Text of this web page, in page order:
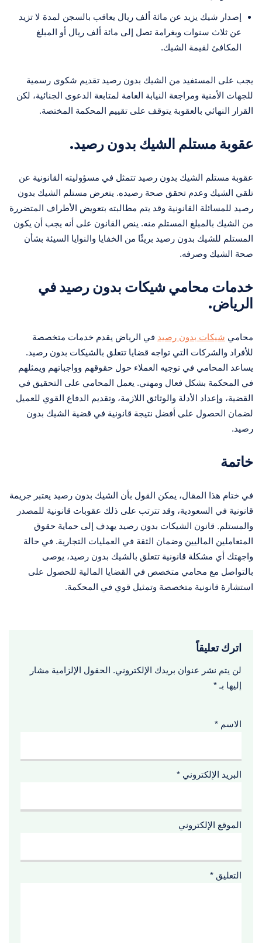
إصدار شيك يزيد عن مائة ألف ريال يعاقب بالسجن لمدة لا تزيد
عن ثلاث سنوات وبغرامة تصل إلى مائة ألف ريال أو المبلغ
المكافئ لقيمة الشيك.
يجب على المستفيد من الشيك بدون رصيد تقديم شكوى رسمية
للجهات الأمنية ومراجعة النيابة العامة لمتابعة الدعوى الجنائية، لكن
القرار النهائي بالعقوبة يتوقف على تقييم المحكمة المختصة.
عقوبة مستلم الشيك بدون رصيد.
عقوبة مستلم الشيك بدون رصيد تتمثل في مسؤوليته القانونية عن
تلقي الشيك وعدم تحقق صحة رصيده. يتعرض مستلم الشيك بدون
رصيد للمسائلة القانونية وقد يتم مطالبته بتعويض الأطراف المتضررة
من الشيك بالمبلغ المستلم منه. ينص القانون على أنه يجب أن يكون
المستلم للشيك بدون رصيد بريئًا من الخفايا والنوايا السيئة بشأن
صحة الشيك وصرفه.
خدمات محامي شيكات بدون رصيد في
الرياض.
محامي شيكات بدون رصيد في الرياض يقدم خدمات متخصصة
للأفراد والشركات التي تواجه قضايا تتعلق بالشيكات بدون رصيد.
يساعد المحامي في توجيه العملاء حول حقوقهم وواجباتهم ويمثلهم
في المحكمة بشكل فعال ومهني. يعمل المحامي على التحقيق في
القضية، وإعداد الأدلة والوثائق اللازمة، وتقديم الدفاع القوي للعميل
لضمان الحصول على أفضل نتيجة قانونية في قضية الشيك بدون
رصيد.
خاتمة
في ختام هذا المقال، يمكن القول بأن الشيك بدون رصيد يعتبر جريمة
قانونية في السعودية، وقد تترتب على ذلك عقوبات قانونية للمصدر
والمستلم. قانون الشيكات بدون رصيد يهدف إلى حماية حقوق
المتعاملين الماليين وضمان الثقة في العمليات التجارية. في حالة
واجهتك أي مشكلة قانونية تتعلق بالشيك بدون رصيد، يوصى
بالتواصل مع محامي متخصص في القضايا المالية للحصول على
استشارة قانونية متخصصة وتمثيل قوي في المحكمة.
اترك تعليقاً
لن يتم نشر عنوان بريدك الإلكتروني. الحقول الإلزامية مشار
إليها بـ *
الاسم *
البريد الإلكتروني *
الموقع الإلكتروني
التعليق *